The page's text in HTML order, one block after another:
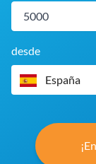
desde
España